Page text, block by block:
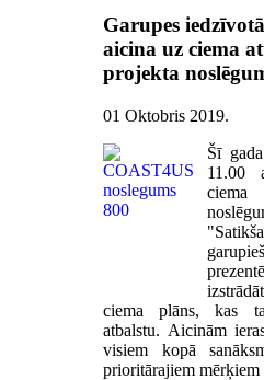
Garupes
aicina uz ciema
projekta
01 Oktobris 2019.
Šī
11.00
ciema
ciema plāns, kas
atbalstu. Aicinām
visiem kopā
prioritārajiem mērķiem